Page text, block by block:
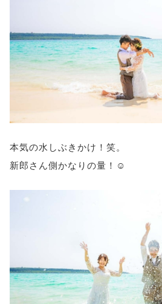
本気の水しぶきかけ！笑。
新郎さん側かなりの量！☺